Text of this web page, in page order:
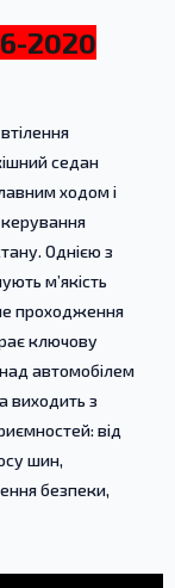
2020
седан
ходом і
Однією з
м’якість
проходження
ключову
автомобілем
виходить з
від
шин,
безпеки,